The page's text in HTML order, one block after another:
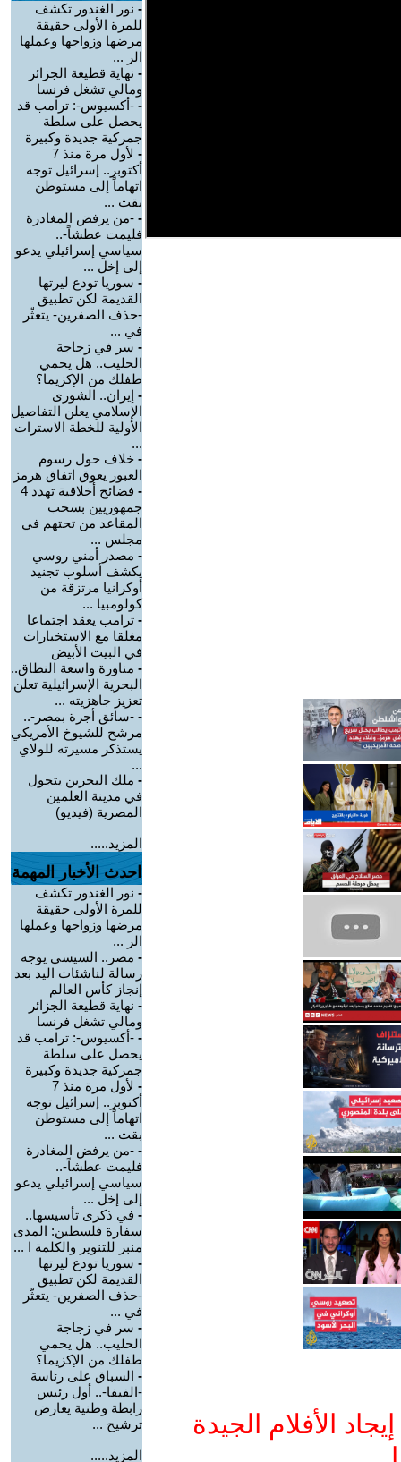
الأفلام الجيدة
- نور الغندور تكشف
للمرة الأولى حقيقة
مرضها وزواجها وعملها
الر ...
- نهاية قطيعة الجزائر
ومالي تشغل فرنسا
- -أكسيوس-: ترامب قد
يحصل على سلطة
جمركية جديدة وكبيرة
-
لأول مرة منذ 7
أكتوبر.. إسرائيل توجه
اتهاماً إلى مستوطن
بقت ...
- -من يرفض المغادرة
فليمت عطشاً-..
سياسي إسرائيلي يدعو
إلى إخل ...
- سوريا تودع ليرتها
القديمة لكن تطبيق
-حذف الصفرين- يتعثّر
في ...
- سر في زجاجة
الحليب.. هل يحمي
طفلك من الإكزيما؟
- إيران.. الشورى
الإسلامي يعلن التفاصيل
الأولية للخطة الاسترات
...
- خلاف حول رسوم
العبور يعوق اتفاق هرمز
-
فضائح أخلاقية تهدد 4
جمهوريين بسحب
المقاعد من تحتهم في
مجلس ...
- مصدر أمني روسي
يكشف أسلوب تجنيد
أوكرانيا مرتزقة من
كولومبيا ...
- ترامب يعقد اجتماعا
مغلقا مع الاستخبارات
في البيت الأبيض
- مناورة واسعة النطاق..
البحرية الإسرائيلية تعلن
تعزيز جاهزيته ...
- -سائق أجرة بمصر-..
مرشح للشيوخ الأمريكي
يستذكر مسيرته للولاي
...
- ملك البحرين يتجول
في مدينة العلمين
المصرية (فيديو)
المزيد.....
احدث الأخبار المهمة
- نور الغندور تكشف
للمرة الأولى حقيقة
مرضها وزواجها وعملها
الر ...
- مصر.. السيسي يوجه
رسالة لناشئات اليد بعد
إنجاز كأس العالم
- نهاية قطيعة الجزائر
ومالي تشغل فرنسا
- -أكسيوس-: ترامب قد
يحصل على سلطة
جمركية جديدة وكبيرة
-
لأول مرة منذ 7
أكتوبر.. إسرائيل توجه
اتهاماً إلى مستوطن
بقت ...
- -من يرفض المغادرة
فليمت عطشاً-..
سياسي إسرائيلي يدعو
إلى إخل ...
- في ذكرى تأسيسها..
سفارة فلسطين: المدى
منبر للتنوير والكلمة ا ...
- سوريا تودع ليرتها
القديمة لكن تطبيق
-حذف الصفرين- يتعثّر
في ...
- سر في زجاجة
الحليب.. هل يحمي
طفلك من الإكزيما؟
- السباق على رئاسة
-الفيفا-.. أول رئيس
رابطة وطنية يعارض
ترشيح ...
المزيد.....